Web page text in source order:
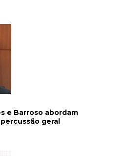
e Barroso abordam
geral